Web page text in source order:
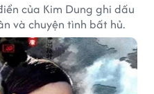
của Kim Dung ghi dấu
và chuyện tình bất hủ.